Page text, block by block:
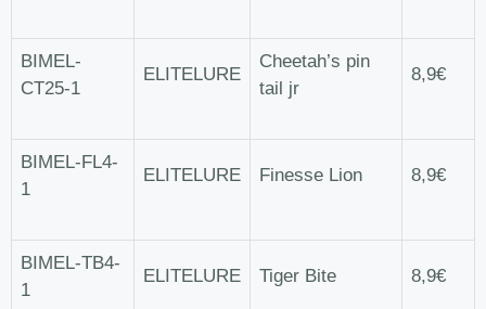
BIMEL-
CT25-1
ELITELURE
Cheetah’s pin
tail jr
8,9€
BIMEL-FL4-
1
ELITELURE Finesse Lion 8,9€
BIMEL-TB4-
1
ELITELURE Tiger Bite 8,9€